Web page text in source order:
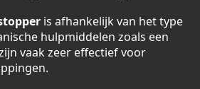
is afhankelijk van het type
hulpmiddelen zoals een
vaak zeer effectief voor